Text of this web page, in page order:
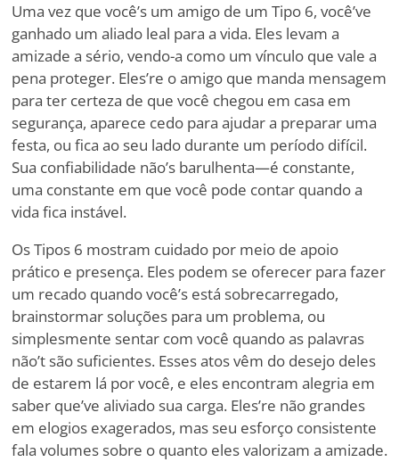
Uma vez que você’s um amigo de um Tipo 6, você’ve
ganhado um aliado leal para a vida. Eles levam a
amizade a sério, vendo-a como um vínculo que vale a
pena proteger. Eles’re o amigo que manda mensagem
para ter certeza de que você chegou em casa em
segurança, aparece cedo para ajudar a preparar uma
festa, ou fica ao seu lado durante um período difícil.
Sua confiabilidade não’s barulhenta—é constante,
uma constante em que você pode contar quando a
vida fica instável.
Os Tipos 6 mostram cuidado por meio de apoio
prático e presença. Eles podem se oferecer para fazer
um recado quando você’s está sobrecarregado,
brainstormar soluções para um problema, ou
simplesmente sentar com você quando as palavras
não’t são suficientes. Esses atos vêm do desejo deles
de estarem lá por você, e eles encontram alegria em
saber que’ve aliviado sua carga. Eles’re não grandes
em elogios exagerados, mas seu esforço consistente
fala volumes sobre o quanto eles valorizam a amizade.